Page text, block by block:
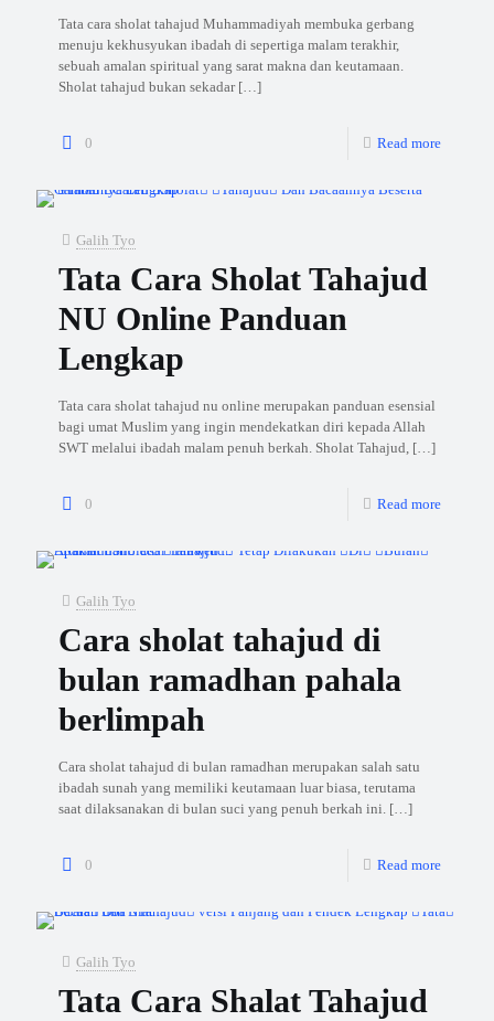
Tata cara sholat tahajud Muhammadiyah membuka gerbang
menuju kekhusyukan ibadah di sepertiga malam terakhir,
sebuah amalan spiritual yang sarat makna dan keutamaan.
Sholat tahajud bukan sekadar[…]
0 Read more
Galih Tyo
Tata Cara Sholat Tahajud
NU Online Panduan
Lengkap
Tata cara sholat tahajud nu online merupakan panduan esensial
bagi umat Muslim yang ingin mendekatkan diri kepada Allah
SWT melalui ibadah malam penuh berkah. Sholat Tahajud, […]
0 Read more
Galih Tyo
Cara sholat tahajud di
bulan ramadhan pahala
berlimpah
Cara sholat tahajud di bulan ramadhan merupakan salah satu
ibadah sunah yang memiliki keutamaan luar biasa, terutama
saat dilaksanakan di bulan suci yang penuh berkah ini. […]
0 Read more
Galih Tyo
Tata Cara Shalat Tahajud